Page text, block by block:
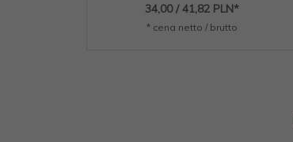
34,00 / 41,82 PLN*
* cena netto / brutto